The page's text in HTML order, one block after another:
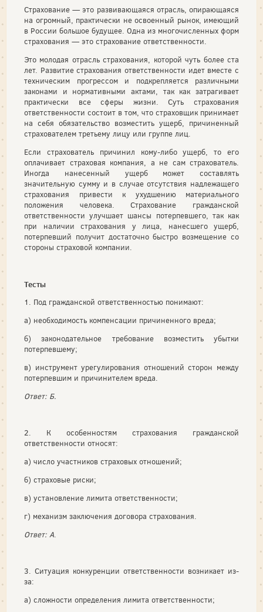
Страхование — это развивающаяся отрасль, опирающаяся
на огромный, практически не освоенный рынок, имеющий
в России большое будущее. Одна из многочисленных форм
страхования — это страхование ответственности.
Это молодая отрасль страхования, которой чуть более ста
лет. Развитие страхования ответственности идет вместе с
техническим прогрессом и подкрепляется различными
законами и нормативными актами, так как затрагивает
практически все сферы жизни. Суть страхования
ответственности состоит в том, что страховщик принимает
на себя обязательство возместить ущерб, причиненный
страхователем третьему лицу или группе лиц.
Если страхователь причинил кому-либо ущерб, то его
оплачивает страховая компания, а не сам страхователь.
Иногда нанесенный ущерб может составлять
значительную сумму и в случае отсутствия надлежащего
страхования привести к ухудшению материального
положения человека. Страхование гражданской
ответственности улучшает шансы потерпевшего, так как
при наличии страхования у лица, нанесшего ущерб,
потерпевший получит достаточно быстро возмещение со
стороны страховой компании.
Тесты
1. Под гражданской ответственностью понимают:
а) необходимость компенсации причиненного вреда;
б) законодательное требование возместить убытки
потерпевшему;
в) инструмент урегулирования отношений сторон между
потерпевшим и причинителем вреда.
Ответ: Б.
2. К особенностям страхования гражданской
ответственности относят:
а) число участников страховых отношений;
б) страховые риски;
в) установление лимита ответственности;
г) механизм заключения договора страхования.
Ответ: А.
3. Ситуация конкуренции ответственности возникает из-
за:
а) сложности определения лимита ответственности;